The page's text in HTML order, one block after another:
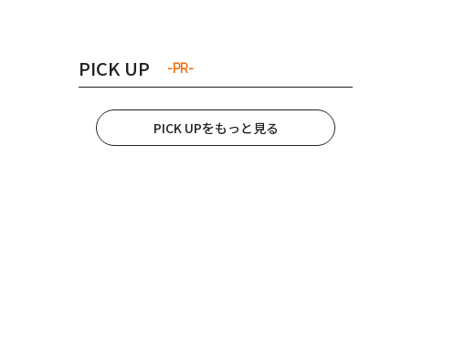
PICK UP -PR-
PICK UPをもっと見る